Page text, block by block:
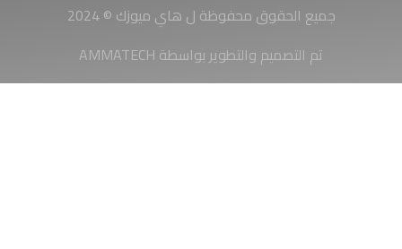
جميع الحقوق محفوظة ل هاي ميوزك © 2024
AMMATECH تم التصميم والتطوير بواسطة